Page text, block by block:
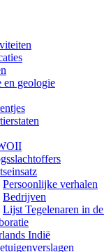
en geologie
Persoonlijke verhalen
Bedrijven
Lijst Tegelenaren in
Indië